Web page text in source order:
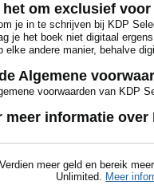
het om exclusief
je in te schrijven bij KDP
je het boek niet digitaal
elke andere manier, behalve
Algemene
voorwaarden van KDP
informatie over
Verdien meer geld en bereik
Unlimited. Meer